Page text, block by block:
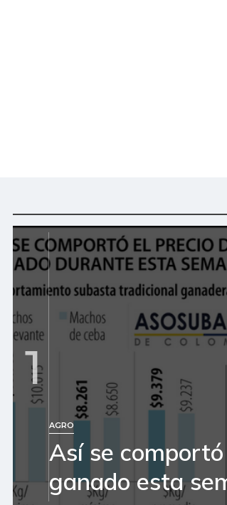
1
AGRO
Así se
ganado esta